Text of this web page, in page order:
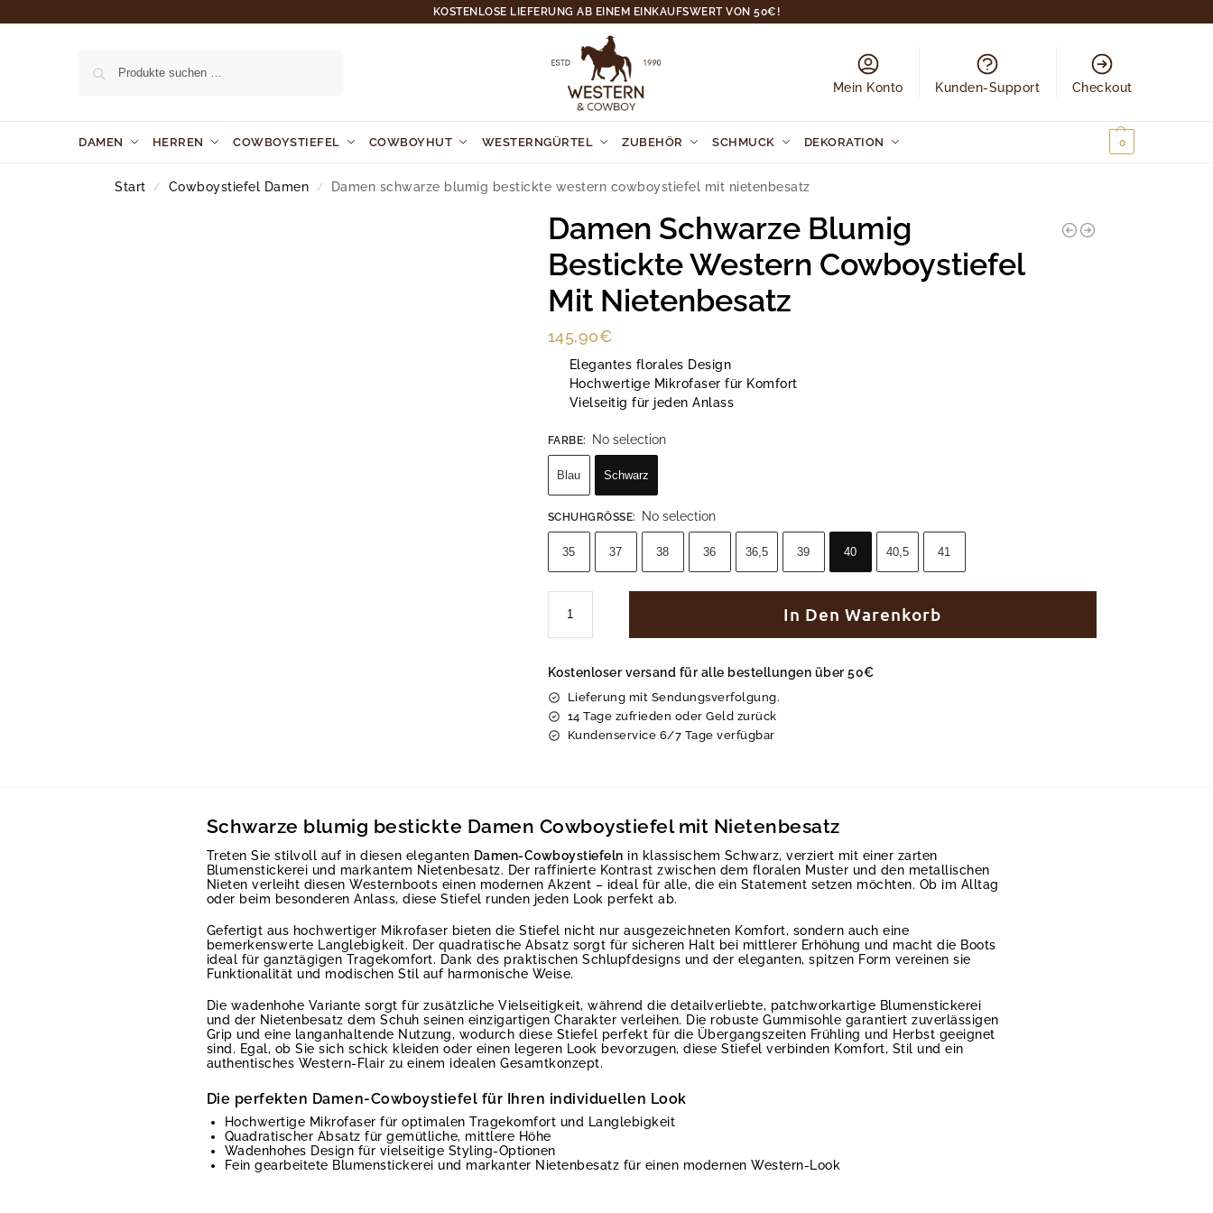
KOSTENLOSE LIEFERUNG AB EINEM EINKAUFSWERT VON 50€!
Mein Konto Kunden-Support Checkout
DAMEN HERREN COWBOYSTIEFEL COWBOYHUT WESTERNGÜRTEL ZUBEHÖR SCHMUCK DEKORATION 0
Start / Cowboystiefel Damen / Damen schwarze blumig bestickte western cowboystiefel mit nietenbesatz
Damen Schwarze Blumig
Bestickte Western Cowboystiefel
Mit Nietenbesatz
145,90€
Elegantes florales Design
Hochwertige Mikrofaser für Komfort
Vielseitig für jeden Anlass
FARBE: No selection
Blau Schwarz
SCHUHGRÖSSE : No selection
35 37 38 36 36,5 39 40 40,5 41
In Den Warenkorb
Kostenloser versand für alle bestellungen über 50€
Lieferung mit Sendungsverfolgung.
14 Tage zufrieden oder Geld zurück
Kundenservice 6/7 Tage verfügbar
Schwarze blumig bestickte Damen Cowboystiefel mit Nietenbesatz
Treten Sie stilvoll auf in diesen eleganten Damen-Cowboystiefeln in klassischem Schwarz, verziert mit einer zarten
Blumenstickerei und markantem Nietenbesatz. Der raffinierte Kontrast zwischen dem floralen Muster und den metallischen
Nieten verleiht diesen Westernboots einen modernen Akzent – ideal für alle, die ein Statement setzen möchten. Ob im Alltag
oder beim besonderen Anlass, diese Stiefel runden jeden Look perfekt ab.
Gefertigt aus hochwertiger Mikrofaser bieten die Stiefel nicht nur ausgezeichneten Komfort, sondern auch eine
bemerkenswerte Langlebigkeit. Der quadratische Absatz sorgt für sicheren Halt bei mittlerer Erhöhung und macht die Boots
ideal für ganztägigen Tragekomfort. Dank des praktischen Schlupfdesigns und der eleganten, spitzen Form vereinen sie
Funktionalität und modischen Stil auf harmonische Weise.
Die wadenhohe Variante sorgt für zusätzliche Vielseitigkeit, während die detailverliebte, patchworkartige Blumenstickerei
und der Nietenbesatz dem Schuh seinen einzigartigen Charakter verleihen. Die robuste Gummisohle garantiert zuverlässigen
Grip und eine langanhaltende Nutzung, wodurch diese Stiefel perfekt für die Übergangszeiten Frühling und Herbst geeignet
sind. Egal, ob Sie sich schick kleiden oder einen legeren Look bevorzugen, diese Stiefel verbinden Komfort, Stil und ein
authentisches Western-Flair zu einem idealen Gesamtkonzept.
Die perfekten Damen-Cowboystiefel für Ihren individuellen Look
Hochwertige Mikrofaser für optimalen Tragekomfort und Langlebigkeit
Quadratischer Absatz für gemütliche, mittlere Höhe
Wadenhohes Design für vielseitige Styling-Optionen
Fein gearbeitete Blumenstickerei und markanter Nietenbesatz für einen modernen Western-Look